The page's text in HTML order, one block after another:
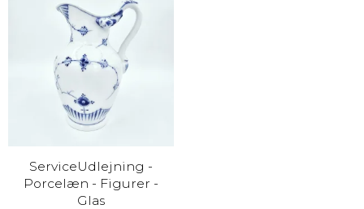
ServiceUdlejning -
Porcelæn - Figurer -
Glas